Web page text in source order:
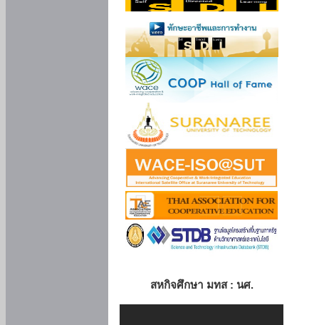
สหกิจศึกษา มทส : นศ.